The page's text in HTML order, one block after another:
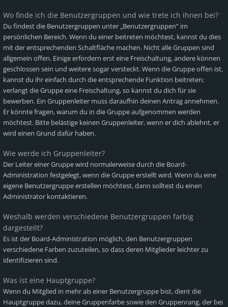
Wo finde ich die Benutzergruppen und wie trete ich ihnen bei?
Du findest die Benutzergruppen unter „Benutzergruppen“ im
persönlichen Bereich. Wenn du einer beitreten möchtest, kannst du dies
mit der entsprechenden Schaltfläche machen. Nicht alle Gruppen sind
allgemein offen. Einige erfordern erst eine Freischaltung, andere können
geschlossen sein und weitere sogar versteckt. Wenn die Gruppe offen ist,
kannst du ihr einfach durch die entsprechende Funktion beitreten;
verlangt die Gruppe eine Freischaltung, so kannst du dich für sie
bewerben. Ein Gruppenleiter muss daraufhin deinen Antrag annehmen.
Er könnte fragen, warum du in die Gruppe aufgenommen werden
möchtest. Bitte belästige keinen Gruppenleiter, wenn er dich ablehnt, er
wird einen Grund dafür haben.
Wie werde ich Gruppenleiter?
Der Leiter einer Gruppe wird normalerweise durch die Board-
Administration festgelegt, wenn die Gruppe erstellt wird. Wenn du eine
eigene Benutzergruppe erstellen möchtest, dann solltest du einen
Administrator kontaktieren.
Weshalb werden verschiedene Benutzergruppen farbig
dargestellt?
Es ist der Board-Administration möglich, den Benutzergruppen
verschiedene Farben zuzuteilen, so dass deren Mitglieder leichter zu
identifizieren sind.
Was ist eine Hauptgruppe?
Wenn du Mitglied in mehr als einer Benutzergruppe bist, dient die
Hauptgruppe dazu, deine Gruppenfarbe sowie den Gruppenrang, der bei